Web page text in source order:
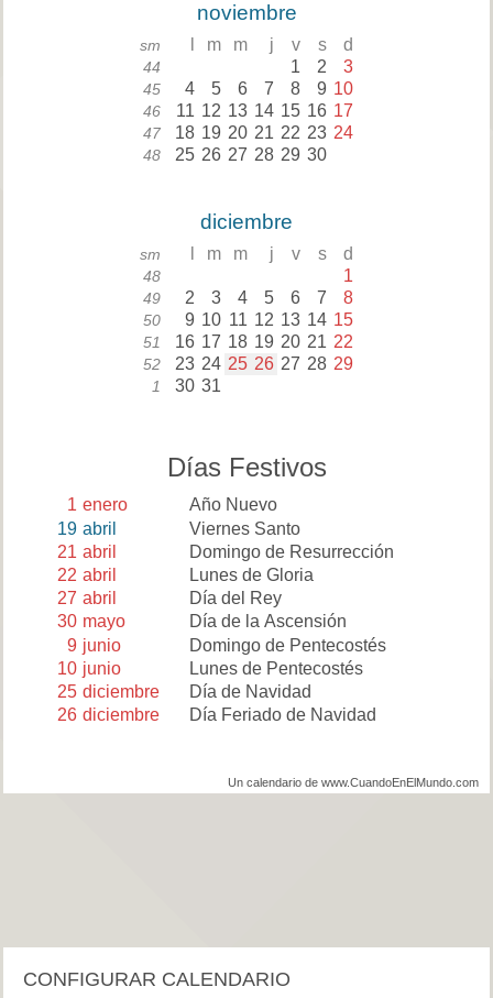
noviembre
sm m m j v s d
44 1 2 3
45 4 5 6 7 8 9 10
46 11 12 13 14 15 16 17
47 18 19 20 21 22 23 24
48 25 26 27 28 29 30
diciembre
sm m m j v s d
48 1
49 2 3 4 5 6 7 8
50 9 10 11 12 13 14 15
51 16 17 18 19 20 21 22
52 23 24 25 26 27 28 29
1 30 31
Días Festivos
1 enero
Año Nuevo
19 abril
Viernes Santo
21 abril
Domingo de Resurrección
22 abril
Lunes de Gloria
27 abril
Día del Rey
30 mayo
Día de la Ascensión
9 junio
Domingo de Pentecostés
10 junio
Lunes de Pentecostés
25 diciembre
Día de Navidad
26 diciembre Día Feriado de Navidad
Un calendario de www.CuandoEnElMundo.com
CONFIGURAR CALENDARIO